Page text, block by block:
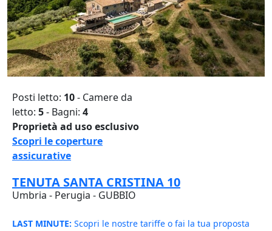
Posti letto: 10- Camere da
letto: 5- Bagni: 4
Proprietà ad uso esclusivo
Scopri le coperture
assicurative
TENUTA SANTA CRISTINA 10
Umbria - Perugia - GUBBIO
LAST MINUTE: Scopri le nostre tariffe o fai la tua proposta